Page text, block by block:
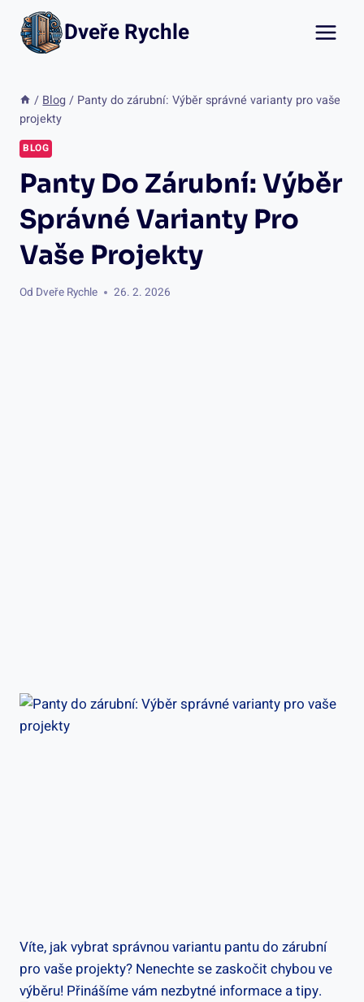
Přeskočit
obsah
Dveře Rychle
/ Blog / Panty do zárubní: Výběr správné varianty pro vaše
projekty
BLOG
Panty Do Zárubní: Výběr
Správné Varianty Pro
Vaše Projekty
Od Dveře Rychle 26. 2. 2026
Víte, jak vybrat správnou variantu pantu do zárubní
pro vaše projekty? Nenechte se zaskočit chybou ve
výběru! Přinášíme vám nezbytné informace a tipy.